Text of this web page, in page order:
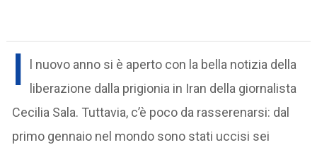
I
l nuovo anno si è aperto con la bella notizia della
liberazione dalla prigionia in Iran della giornalista
Cecilia Sala. Tuttavia, c’è poco da rasserenarsi: dal
primo gennaio nel mondo sono stati uccisi sei